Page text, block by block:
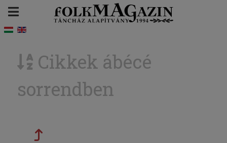
Cikkek ábécé
sorrendben